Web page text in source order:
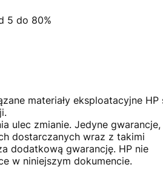
5 do 80%
materiały eksploatacyjne HP
ulec zmianie. Jedyne gwarancje,
dostarczanych wraz z takimi
dodatkową gwarancję. HP nie
w niniejszym dokumencie.